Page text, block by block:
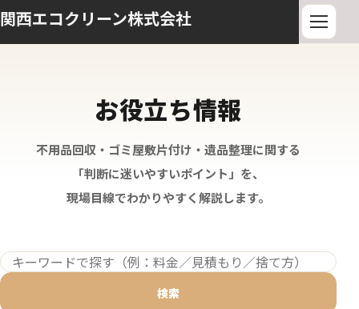
関西エコクリーン株式会社
お役立ち情報
不用品回収・ゴミ屋敷片付け・遺品整理に関する
「判断に迷いやすいポイント」を、
現場目線でわかりやすく解説します。
検索